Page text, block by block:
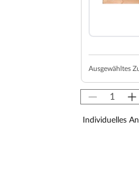
Ausgewähltes
Individuelles